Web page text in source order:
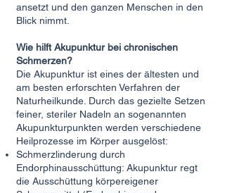
ansetzt und den ganzen Menschen in den
Blick nimmt.
Wie hilft Akupunktur bei chronischen
Schmerzen?​
Die Akupunktur ist eines der ältesten und
am besten erforschten Verfahren der
Naturheilkunde. Durch das gezielte Setzen
feiner, steriler Nadeln an sogenannten
Akupunkturpunkten werden verschiedene
Heilprozesse im Körper ausgelöst:
Schmerzlinderung durch
Endorphinausschüttung: Akupunktur regt
die Ausschüttung körpereigener